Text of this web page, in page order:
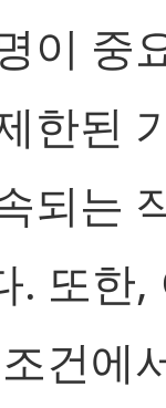
이 중
한된
되는
. 또한,
건에